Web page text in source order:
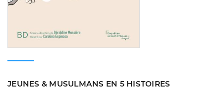
JEUNES & MUSULMANS EN 5 HISTOIRES